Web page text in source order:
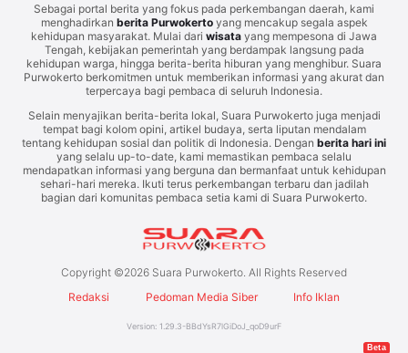
Sebagai portal berita yang fokus pada perkembangan daerah, kami
menghadirkan berita Purwokertoyang mencakup segala aspek
kehidupan masyarakat. Mulai dari wisata yang mempesona di Jawa
Tengah, kebijakan pemerintah yang berdampak langsung pada
kehidupan warga, hingga berita-berita hiburan yang menghibur. Suara
Purwokerto berkomitmen untuk memberikan informasi yang akurat dan
terpercaya bagi pembaca di seluruh Indonesia.
Selain menyajikan berita-berita lokal, Suara Purwokerto juga menjadi
tempat bagi kolom opini, artikel budaya, serta liputan mendalam
tentang kehidupan sosial dan politik di Indonesia. Dengan berita hari ini
yang selalu up-to-date, kami memastikan pembaca selalu
mendapatkan informasi yang berguna dan bermanfaat untuk kehidupan
sehari-hari mereka. Ikuti terus perkembangan terbaru dan jadilah
bagian dari komunitas pembaca setia kami di Suara Purwokerto.
Copyright ©2026 Suara Purwokerto. All Rights Reserved
Redaksi
Pedoman Media Siber Info Iklan
Version: 1.29.3-BBdYsR7lGiDoJ_qoD9urF
Beta